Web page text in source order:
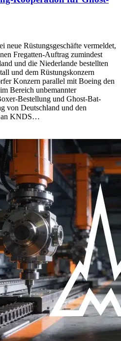
neue Rüstungsgeschäfte vermeldet,
Fregatten-Auftrag zumindest
und die Niederlande bestellten
und dem Rüstungskonzern
Konzern parallel mit Boeing den
Bereich unbemannter
Bestellung und Ghost-Bat-
von Deutschland und den
an KNDS…